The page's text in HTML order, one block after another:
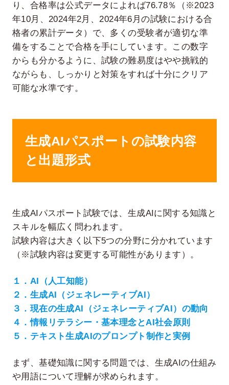
り、合格率は公式データによれば76.78％（※2023
年10月、2024年2月、2024年6月の試験における合
格者の累計データ）で、多くの受験者が適切な準
備をすることで合格を手にしています。この数字
からも分かるように、試験の難易度はやや挑戦的
ながらも、しっかりと対策をすれば十分にクリア
可能な水準です。
生成AIパスポートの試験内容
と出題形式
生成AIパスポート試験では、生成AIに関する知識と
スキルを幅広く問われます。
試験内容は大きく以下5つの分野に分かれています
（※試験内容は変更する可能性があります）。
１．AI（人工知能）
２．生成AI（ジェネレーティブAI）
３．現在の生成AI（ジェネレーティブAI）の動向
４．情報リテラシー・基本理念とAI社会原則
５．テキスト生成AIのプロンプト制作と実例
まず、基礎知識に関する問題では、生成AIの仕組み
や用語について理解が求められます。